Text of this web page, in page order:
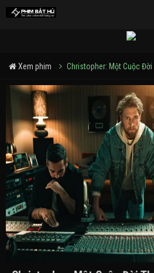
Xem phim Christopher: Một Cuộc